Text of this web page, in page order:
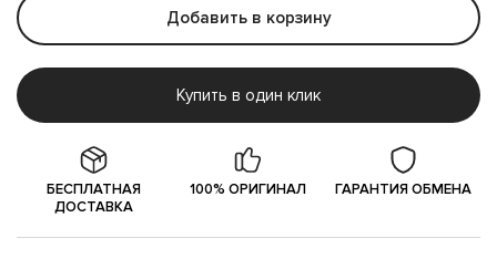
Добавить в корзину
Купить в один клик
БЕСПЛАТНАЯ
ДОСТАВКА
100% ОРИГИНАЛ ГАРАНТИЯ ОБМЕНА